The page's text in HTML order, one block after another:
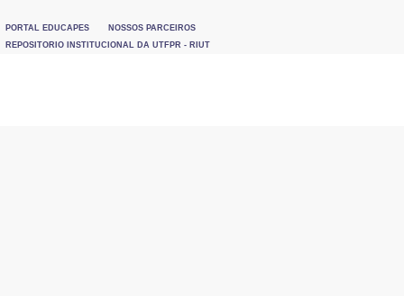
PORTAL EDUCAPES
NOSSOS PARCEIROS
REPOSITORIO INSTITUCIONAL DA UTFPR - RIUT